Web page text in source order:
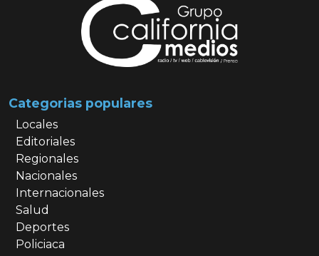
Categorias populares
Locales
Editoriales
Regionales
Nacionales
Internacionales
Salud
Deportes
Policiaca